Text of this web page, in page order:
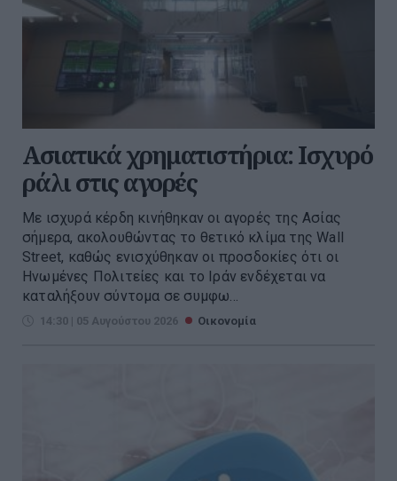
Ασιατικά χρηματιστήρια: Ισχυρό
ράλι στις αγορές
Με ισχυρά κέρδη κινήθηκαν οι αγορές της Ασίας
σήμερα, ακολουθώντας το θετικό κλίμα της Wall
Street, καθώς ενισχύθηκαν οι προσδοκίες ότι οι
Ηνωμένες Πολιτείες και το Ιράν ενδέχεται να
καταλήξουν σύντομα σε συμφω...
14:30 | 05 Αυγούστου 2026 Οικονομία